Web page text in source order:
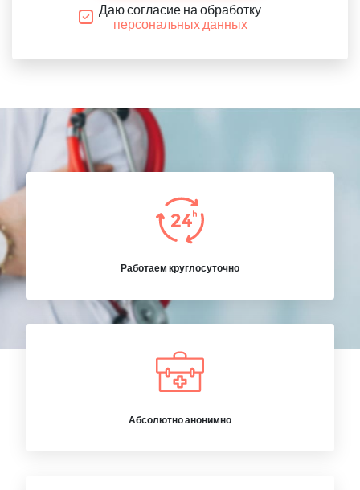
Даю согласие на обработку
персональных данных
Работаем круглосуточно
Абсолютно анонимно